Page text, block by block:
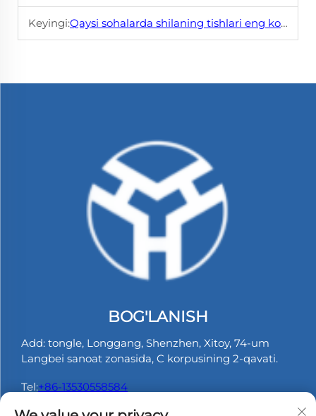
Keyingi:Qaysi sohalarda shilaning tishlari eng ko'p foyda beradi?
BOG'LANISH
Add: tongle, Longgang, Shenzhen, Xitoy, 74-um
Langbei sanoat zonasida, C korpusining 2-qavati.
Tel:+86-13530558584